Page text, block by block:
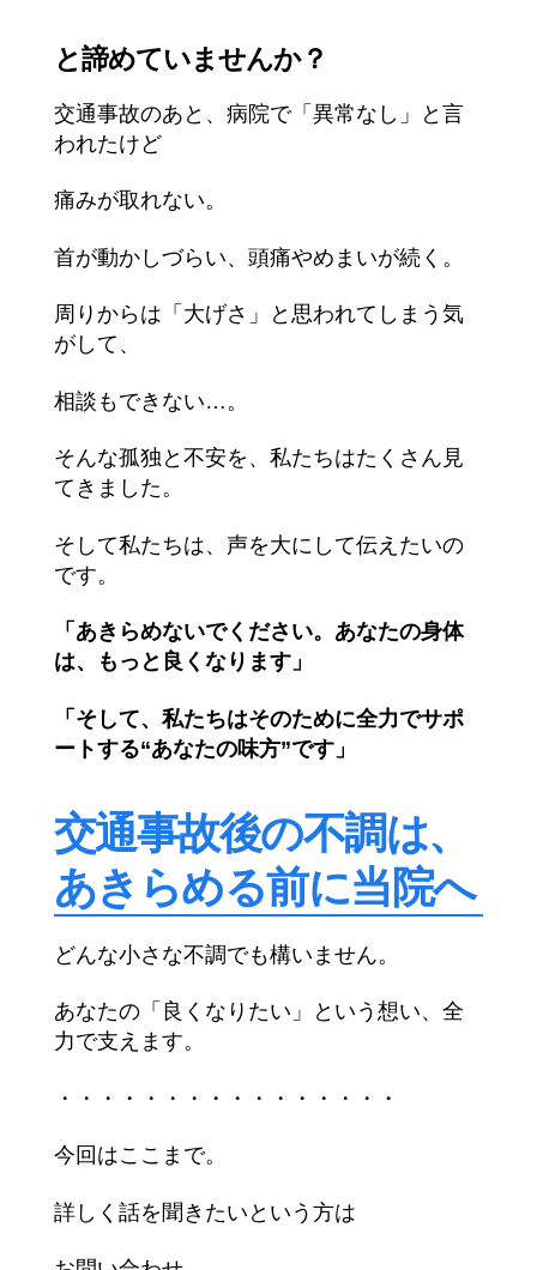
と諦めていませんか？
交通事故のあと、病院で「異常なし」と言
われたけど
痛みが取れない。
首が動かしづらい、頭痛やめまいが続く。
周りからは「大げさ」と思われてしまう気
がして、
相談もできない…。
そんな孤独と不安を、私たちはたくさん見
てきました。
そして私たちは、声を大にして伝えたいの
です。
「あきらめないでください。あなたの身体
は、もっと良くなります」
「そして、私たちはそのために全力でサポ
ートする“あなたの味方”です」
交通事故後の不調は、
あきらめる前に当院へ
どんな小さな不調でも構いません。
あなたの「良くなりたい」という想い、全
力で支えます。
・・・・・・・・・・・・・・・・
今回はここまで。
詳しく話を聞きたいという方は